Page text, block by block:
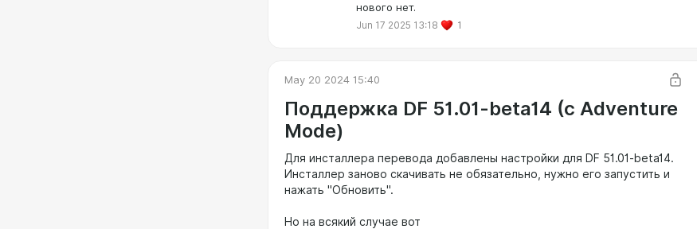
нового нет.
Jun 17 2025 13:18 1
May 20 2024 15:40
Поддержка DF 51.01-beta14 (с Advеnture
Mode)
Для инсталлера перевода добавлены настройки для DF 51.01-beta14.
Инсталлер заново скачивать не обязательно, нужно его запустить и
нажать "Обновить".
Но на всякий случае вот